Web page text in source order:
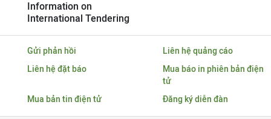
Information on
International Tendering
Gửi phản hồi
Liên hệ quảng cáo
Liên hệ đặt báo
Mua báo in phiên bản điện
tử
Mua bản tin điện tử
Đăng ký diễn đàn